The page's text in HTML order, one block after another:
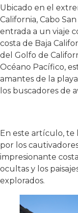
Ubicado en el
California, Cabo
entrada a un viaje
costa de Baja
del Golfo de
Océano Pacífico,
amantes de la
los buscadores de
En este artículo, te
por los
impresionante
ocultas y los
explorados.